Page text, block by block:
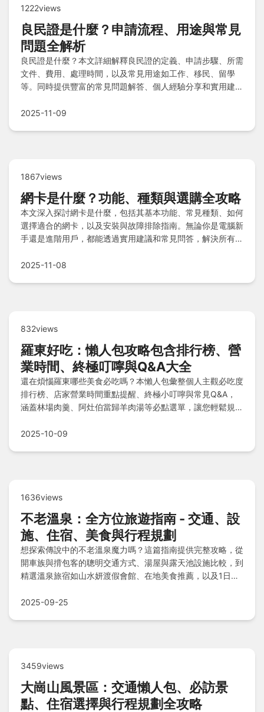
1222views
良民證是什麼？申請流程、用途與常見
問題全解析
良民證是什麼？本文詳細解釋良民證的定義、申請步驟、所需
文件、費用、處理時間，以及常見用途如工作、移民、留學
等。同時提供豐富的常見問題解答、個人經驗分享和實用建
問。
2025-11-09
1867views
網卡是什麼？功能、種類與選購全攻略
本文深入探討網卡是什麼，包括其基本功能、常見種類、如何
選擇適合的網卡，以及安裝與故障排除指南。無論你是電腦新
手還是進階用戶，都能透過實用建議和常見問答，解決所有網
2025-11-08
832views
羅東好吃：懶人包攻略包含排行榜、營
業時間、終極叮嚀與Q&A大全
還在煩惱羅東哪些美食必吃嗎？本懶人包彙整個人主觀必吃度
排行榜、店家營業時間重點提醒、終極小叮嚀與常見Q&A，
涵蓋林場肉羹、阿灶伯當歸羊肉湯等必點選單，讓您輕鬆規劃
2025-10-09
1636views
不老溫泉：全方位旅遊指南 - 交通、設
施、住宿、美食與行程規劃
想探索傳說中的不老溫泉魔力嗎？這篇指南提供完整攻略，從
開車族與揹包客的聰明交通方式、湯屋與露天池設施比較，到
精選溫泉旅宿如山水妍渡假會館、在地美食推薦，以及1日遊
您輕鬆規劃一趟完美的溫泉之旅。
2025-09-25
3459views
大崗山風景區：交通懶人包、必訪景
點、住宿選擇與行程規劃全攻略